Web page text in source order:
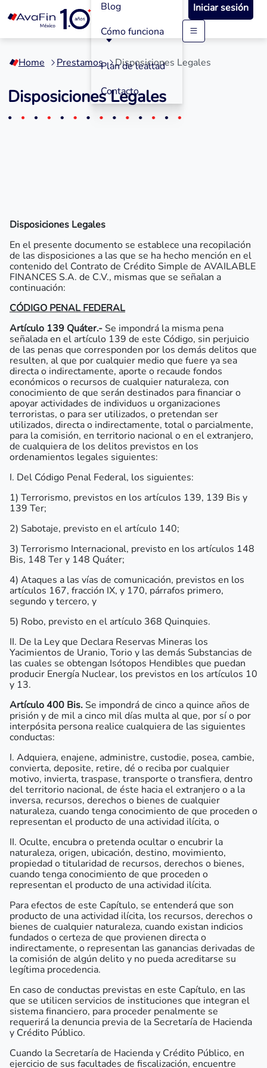
contenido
Blog
Cómo funciona
Plan de lealtad
Contacto
Iniciar sesión
Home Prestamos Disposiciones Legales
Disposiciones Legales
Disposiciones Legales
En el presente documento se establece una recopilación
de las disposiciones a las que se ha hecho mención en el
contenido del Contrato de Crédito Simple de AVAILABLE
FINANCES S.A. de C.V., mismas que se señalan a
continuación:
CÓDIGO PENAL FEDERAL
Artículo 139 Quáter.-Se impondrá la misma pena
señalada en el artículo 139 de este Código, sin perjuicio
de las penas que corresponden por los demás delitos que
resulten, al que por cualquier medio que fuere ya sea
directa o indirectamente, aporte o recaude fondos
económicos o recursos de cualquier naturaleza, con
conocimiento de que serán destinados para financiar o
apoyar actividades de individuos u organizaciones
terroristas, o para ser utilizados, o pretendan ser
utilizados, directa o indirectamente, total o parcialmente,
para la comisión, en territorio nacional o en el extranjero,
de cualquiera de los delitos previstos en los
ordenamientos legales siguientes:
I. Del Código Penal Federal, los siguientes:
1) Terrorismo, previstos en los artículos 139, 139 Bis y
139 Ter;
2) Sabotaje, previsto en el artículo 140;
3) Terrorismo Internacional, previsto en los artículos 148
Bis, 148 Ter y 148 Quáter;
4) Ataques a las vías de comunicación, previstos en los
artículos 167, fracción IX, y 170, párrafos primero,
segundo y tercero, y
5) Robo, previsto en el artículo 368 Quinquies.
II. De la Ley que Declara Reservas Mineras los
Yacimientos de Uranio, Torio y las demás Substancias de
las cuales se obtengan Isótopos Hendibles que puedan
producir Energía Nuclear, los previstos en los artículos 10
y 13.
Artículo 400 Bis.Se impondrá de cinco a quince años de
prisión y de mil a cinco mil días multa al que, por sí o por
interpósita persona realice cualquiera de las siguientes
conductas:
I. Adquiera, enajene, administre, custodie, posea, cambie,
convierta, deposite, retire, dé o reciba por cualquier
motivo, invierta, traspase, transporte o transfiera, dentro
del territorio nacional, de éste hacia el extranjero o a la
inversa, recursos, derechos o bienes de cualquier
naturaleza, cuando tenga conocimiento de que proceden o
representan el producto de una actividad ilícita, o
II. Oculte, encubra o pretenda ocultar o encubrir la
naturaleza, origen, ubicación, destino, movimiento,
propiedad o titularidad de recursos, derechos o bienes,
cuando tenga conocimiento de que proceden o
representan el producto de una actividad ilícita.
Para efectos de este Capítulo, se entenderá que son
producto de una actividad ilícita, los recursos, derechos o
bienes de cualquier naturaleza, cuando existan indicios
fundados o certeza de que provienen directa o
indirectamente, o representan las ganancias derivadas de
la comisión de algún delito y no pueda acreditarse su
legítima procedencia.
En caso de conductas previstas en este Capítulo, en las
que se utilicen servicios de instituciones que integran el
sistema financiero, para proceder penalmente se
requerirá la denuncia previa de la Secretaría de Hacienda
y Crédito Público.
Cuando la Secretaría de Hacienda y Crédito Público, en
ejercicio de sus facultades de fiscalización, encuentre